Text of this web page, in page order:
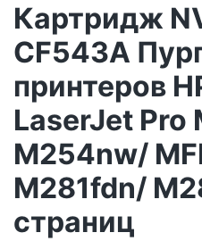
Картридж
CF543A
принтеров
LaserJet Pro
M254nw/
M281fdn/
страниц